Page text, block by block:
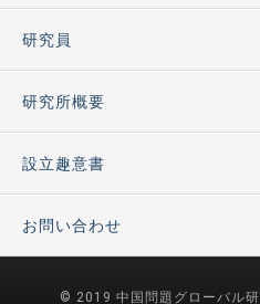
研究員
研究所概要
設立趣意書
お問い合わせ
© 2019 中国問題グローバル